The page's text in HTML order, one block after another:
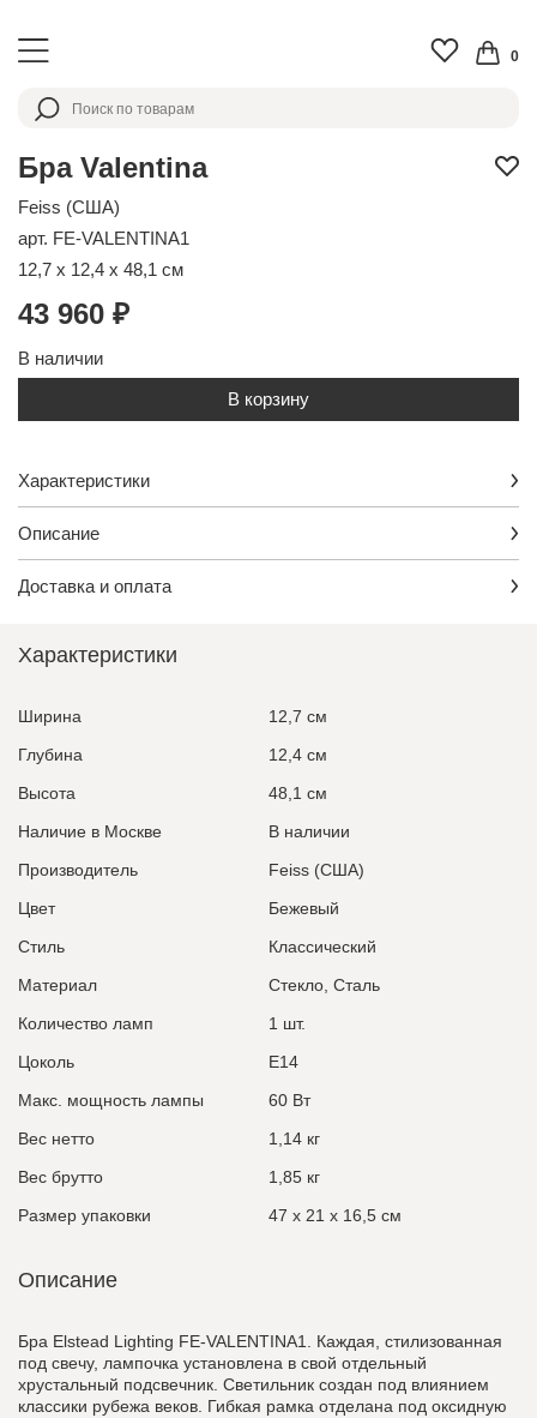
0
Бра Valentina
Feiss (США)
арт. FE-VALENTINA1
12,7 x 12,4 x 48,1 см
43 960 ₽
В наличии
В корзину
Характеристики
Описание
Доставка и оплата
Характеристики
Ширина
12,7 см
Глубина
12,4 см
Высота
48,1 см
Наличие в Москве
В наличии
Производитель
Feiss (США)
Цвет
Бежевый
Стиль
Классический
Материал
Стекло, Сталь
Количество ламп
1 шт.
Цоколь
E14
Макс. мощность лампы
60 Вт
Вес нетто
1,14 кг
Вес брутто
1,85 кг
Размер упаковки
47 x 21 x 16,5 см
Описание
Бра Elstead Lighting FE-VALENTINA1. Каждая, стилизованная
под свечу, лампочка установлена в свой отдельный
хрустальный подсвечник. Светильник создан под влиянием
классики рубежа веков. Гибкая рамка отделана под оксидную